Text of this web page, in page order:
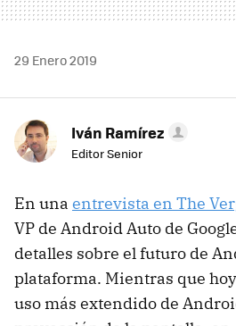
29 Enero 2019
Iván Ramírez
Editor Senior
En una entrevista en The
VP de Android Auto de
detalles sobre el futuro de
plataforma. Mientras que
uso más extendido de